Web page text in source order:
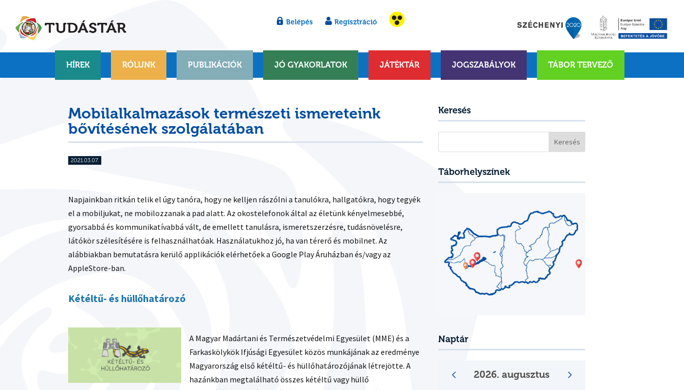
content
Belépés Regisztráció
HÍREK RÓLUNK PUBLIKÁCIÓK JÓ GYAKORLATOK JÁTÉKTÁR JOGSZABÁLYOK TÁBOR TERVEZŐ
Mobilalkalmazások természeti ismereteink
bővítésének szolgálatában
2021.03.07.
Napjainkban ritkán telik el úgy tanóra, hogy ne kelljen rászólni a tanulókra, hallgatókra, hogy tegyék
el a mobiljukat, ne mobilozzanak a pad alatt. Az okostelefonok által az életünk kényelmesebbé,
gyorsabbá és kommunikatívabbá vált, de emellett tanulásra, ismeretszerzésre, tudásnövelésre,
látókör szélesítésére is felhasználhatóak. Használatukhoz jó, ha van térerő és mobilnet. Az
alábbiakban bemutatásra kerülő applikációk elérhetőek a Google Play Áruházban és/vagy az
AppleStore-ban.
Kétéltű- és hüllőhatározó
A Magyar Madártani és Természetvédelmi Egyesület (MME) és a
Farkaskölykök Ifjúsági Egyesület közös munkájának az eredménye
Magyarország első kétéltű- és hüllőhatározójának létrejötte. A
hazánkban megtalálható összes kétéltű vagy hüllő
Keresés
Táborhelyszínek
Naptár
2026. augusztus